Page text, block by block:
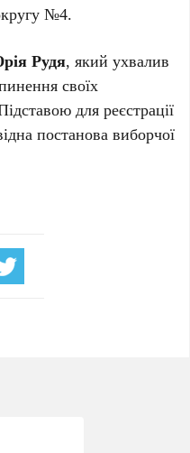
№4.
Рудя, який ухвалив
своїх
для реєстрації
постанова виборчої